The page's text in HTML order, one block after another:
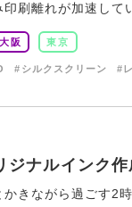
刷離れが加速して
大阪 東京
#シルクスクリーン #
ナルインク作
きながら過ごす2